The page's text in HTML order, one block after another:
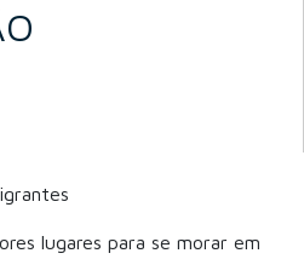
lugares para se morar em